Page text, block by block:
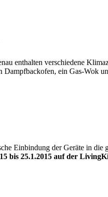
enthalten verschiedene
ein Gas-Wok
Einbindung der Geräte in
bis 25.1.2015 auf der